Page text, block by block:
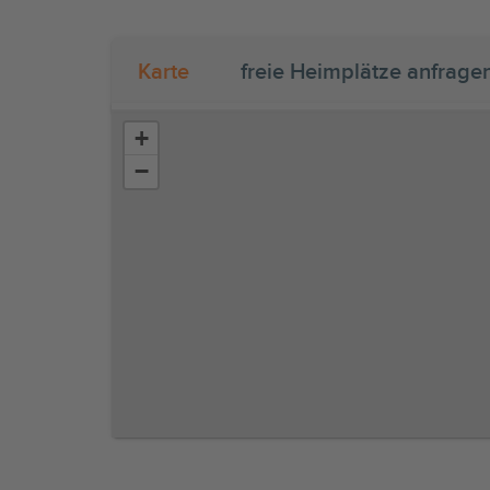
Karte freie Heimplätze
+
−